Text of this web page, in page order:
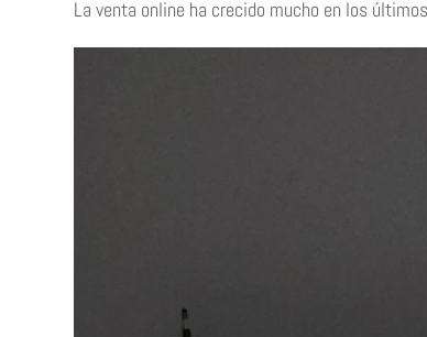
La venta online ha crecido mucho en los